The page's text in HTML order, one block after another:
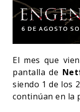
El mes que
pantalla de
siendo 1 de los
continúan en la